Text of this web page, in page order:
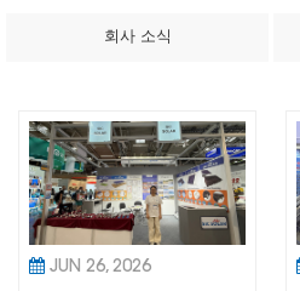
회사 소식
JUN 26, 2026